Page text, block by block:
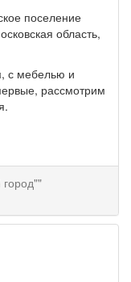
поселение
область,
с мебелью и
рассмотрим